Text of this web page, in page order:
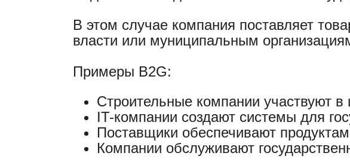
В этом случае компания поставляет
власти или муниципальным
Примеры B2G:
Строительные компании участвуют в
IT-компании создают системы для
Поставщики обеспечивают
Компании обслуживают